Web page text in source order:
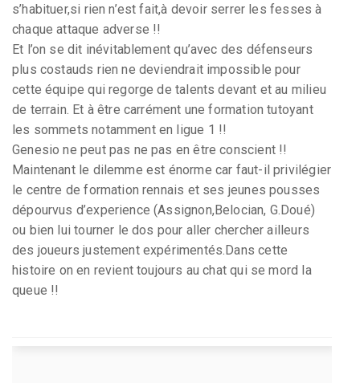
s’habituer,si rien n’est fait,à devoir serrer les fesses à
chaque attaque adverse !!
Et l’on se dit inévitablement qu’avec des défenseurs
plus costauds rien ne deviendrait impossible pour
cette équipe qui regorge de talents devant et au milieu
de terrain. Et à être carrément une formation tutoyant
les sommets notamment en ligue 1 !!
Genesio ne peut pas ne pas en être conscient !!
Maintenant le dilemme est énorme car faut-il privilégier
le centre de formation rennais et ses jeunes pousses
dépourvus d’experience (Assignon,Belocian, G.Doué)
ou bien lui tourner le dos pour aller chercher ailleurs
des joueurs justement expérimentés.Dans cette
histoire on en revient toujours au chat qui se mord la
queue !!